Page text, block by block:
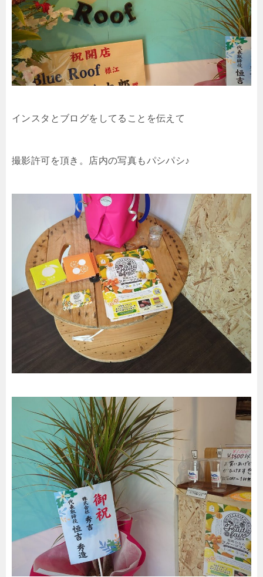
インスタとブログをしてることを伝えて
撮影許可を頂き。店内の写真もパシパシ♪